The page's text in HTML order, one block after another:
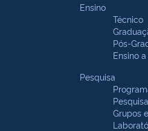
Ensino
Técnico
Pós-
Ensino
Pesquisa
Grupos